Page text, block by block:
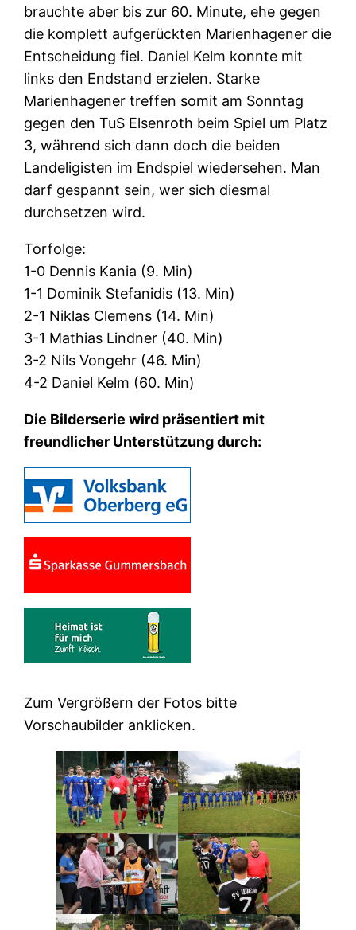
brauchte aber bis zur 60. Minute, ehe gegen
die komplett aufgerückten Marienhagener die
Entscheidung fiel. Daniel Kelm konnte mit
links den Endstand erzielen. Starke
Marienhagener treffen somit am Sonntag
gegen den TuS Elsenroth beim Spiel um Platz
3, während sich dann doch die beiden
Landeligisten im Endspiel wiedersehen. Man
darf gespannt sein, wer sich diesmal
durchsetzen wird.
Torfolge:
1-0 Dennis Kania (9. Min)
1-1 Dominik Stefanidis (13. Min)
2-1 Niklas Clemens (14. Min)
3-1 Mathias Lindner (40. Min)
3-2 Nils Vongehr (46. Min)
4-2 Daniel Kelm (60. Min)
Die Bilderserie wird präsentiert mit
freundlicher Unterstützung durch:
Zum Vergrößern der Fotos bitte
Vorschaubilder anklicken.